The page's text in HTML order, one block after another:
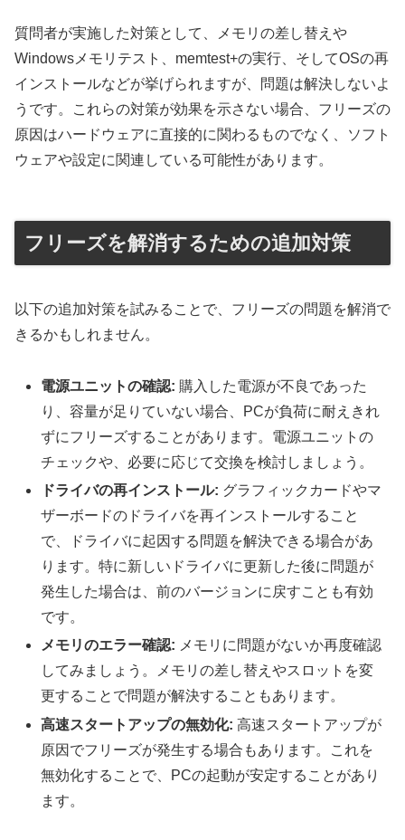
質問者が実施した対策として、メモリの差し替えや
Windowsメモリテスト、memtest+の実行、そしてOSの再
インストールなどが挙げられますが、問題は解決しないよ
うです。これらの対策が効果を示さない場合、フリーズの
原因はハードウェアに直接的に関わるものでなく、ソフト
ウェアや設定に関連している可能性があります。
フリーズを解消するための追加対策
以下の追加対策を試みることで、フリーズの問題を解消で
きるかもしれません。
電源ユニットの確認: 購入した電源が不良であった
り、容量が足りていない場合、PCが負荷に耐えきれ
ずにフリーズすることがあります。電源ユニットの
チェックや、必要に応じて交換を検討しましょう。
ドライバの再インストール: グラフィックカードやマ
ザーボードのドライバを再インストールすること
で、ドライバに起因する問題を解決できる場合があ
ります。特に新しいドライバに更新した後に問題が
発生した場合は、前のバージョンに戻すことも有効
です。
メモリのエラー確認: メモリに問題がないか再度確認
してみましょう。メモリの差し替えやスロットを変
更することで問題が解決することもあります。
高速スタートアップの無効化: 高速スタートアップが
原因でフリーズが発生する場合もあります。これを
無効化することで、PCの起動が安定することがあり
ます。